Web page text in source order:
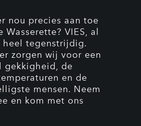
nou precies aan toe
Wasserette? VIES, al
heel tegenstrijdig.
zorgen wij voor een
gekkigheid, de
en de
mensen. Neem
en kom met ons